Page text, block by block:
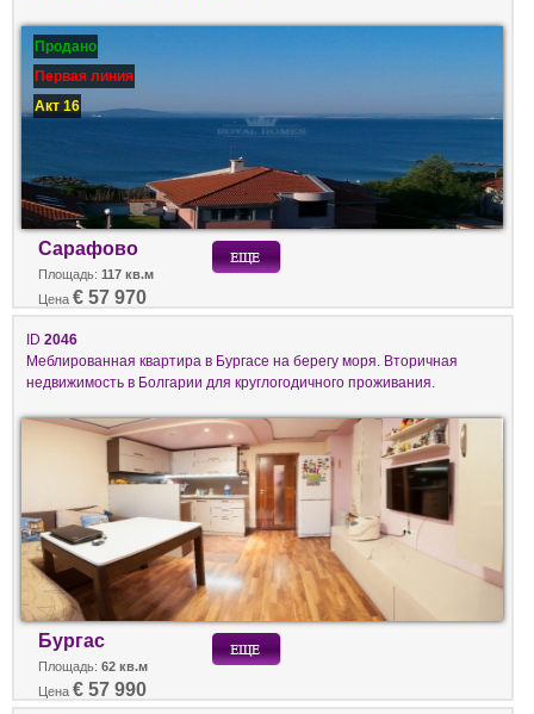
Продано
Первая линия
Акт 16
Сарафово
Площадь: 117 кв.м
Цена € 57 970
ID 2046
Меблированная квартира в Бургасе на берегу моря. Вторичная
недвижимость в Болгарии для круглогодичного проживания.
Бургас
Площадь: 62 кв.м
Цена € 57 990